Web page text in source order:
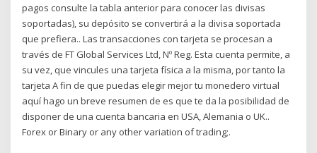
pagos consulte la tabla anterior para conocer las divisas
soportadas), su depósito se convertirá a la divisa soportada
que prefiera.. Las transacciones con tarjeta se procesan a
través de FT Global Services Ltd, Nº Reg. Esta cuenta permite, a
su vez, que vincules una tarjeta física a la misma, por tanto la
tarjeta A fin de que puedas elegir mejor tu monedero virtual
aquí hago un breve resumen de es que te da la posibilidad de
disponer de una cuenta bancaria en USA, Alemania o UK..
Forex or Binary or any other variation of trading;.